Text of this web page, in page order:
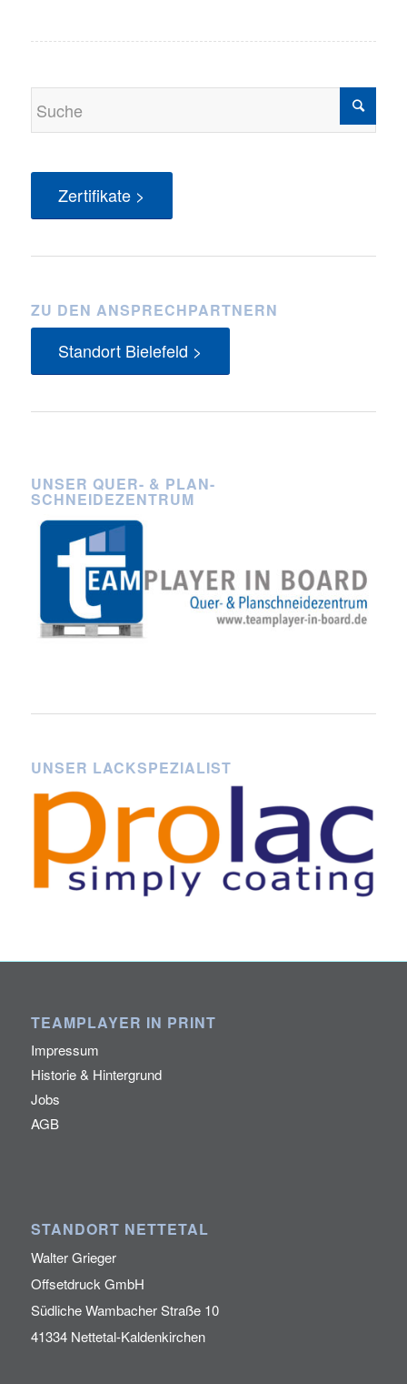
Zertifikate >
ZU DEN ANSPRECHPARTNERN
Standort Bielefeld >
UNSER QUER- & PLAN-
SCHNEIDEZENTRUM
UNSER LACKSPEZIALIST
TEAMPLAYER IN PRINT
Impressum
Historie & Hintergrund
Jobs
AGB
STANDORT NETTETAL
Walter Grieger
Offsetdruck GmbH
Südliche Wambacher Straße 10
41334 Nettetal-Kaldenkirchen